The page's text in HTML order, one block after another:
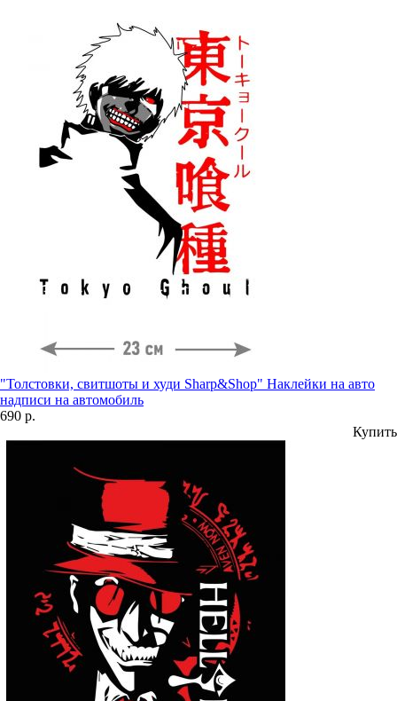
"Толстовки, свитшоты и худи Sharp&Shop" Наклейки на авто
надписи на автомобиль
690 р.
Купить